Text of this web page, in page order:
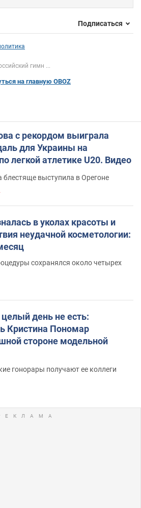
Подписаться
гимн ...
на главную OBOZ
с рекордом выиграла
для Украины на
легкой атлетике U20. Видео
блестяще выступила в Орегоне
в уколах красоты и
неудачной косметологии:
сохранялся около четырех
день не есть:
Кристина Пономар
стороне модельной
гонорары получают ее коллеги